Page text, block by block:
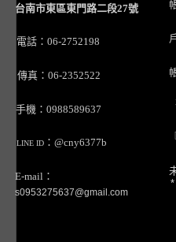
台南市東區東門路二段27號
電話：06-2752198
傳真：06-2352522
手機：0988589637
LINE ID ：@cny6377b
E-mail：
s0953275637@gmail.com
*